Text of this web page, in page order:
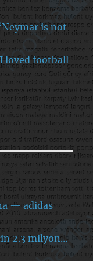
is not
loved football
— adidas
2.3 milyon…